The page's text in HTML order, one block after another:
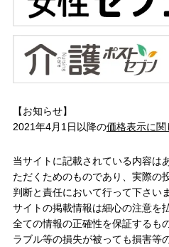
【お知らせ】
2021年4月1日以降の価格表示に関
当サイトに記載されている内容は
ただくためのものであり、実際の
判断と責任において行って下さい
サイトの掲載情報は細心の注意を
全ての情報の正確性を保証するも
ラブル等の損失が被っても損害等